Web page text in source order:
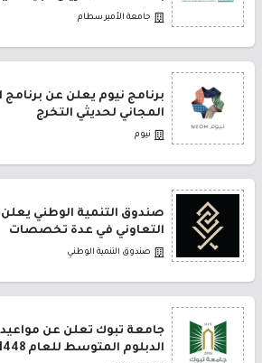
جامعة الأمير سطام
برنامج نيوم يعلن عن برنامج
المجاني لحديثي التخرج
نيوم
صندوق التنمية الوطني يعلن
التعاوني في عدة تخصصات
صندوق التنمية الوطني
جامعة تبوك تعلن عن مواعيد
الدبلوم المتوسط للعام 1448هـ